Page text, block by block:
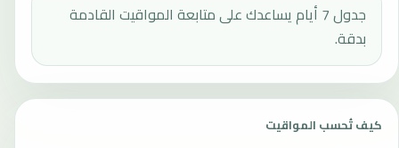
جدول 7 أيام يساعدك على متابعة المواقيت القادمة
بدقة.
كيف تُحسب المواقيت